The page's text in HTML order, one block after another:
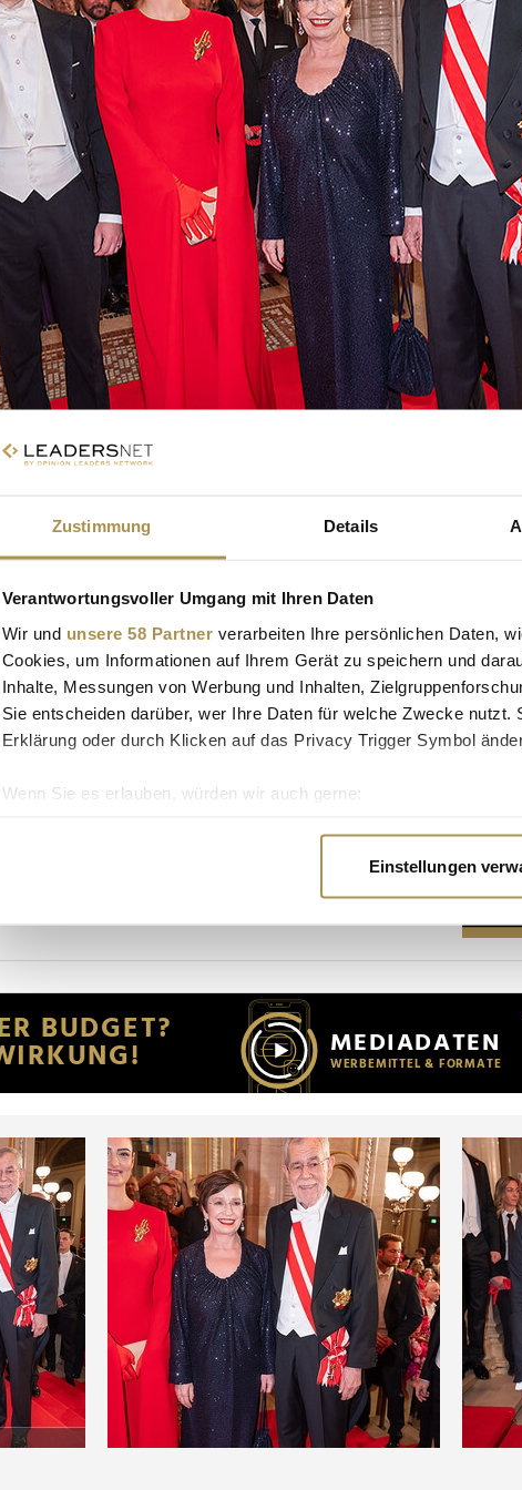
Zustimmung Details
Verantwortungsvoller Umgang mit Ihren Daten
Wir und unsere 58 Partner verarbeiten Ihre persönlichen Daten,
Cookies, um Informationen auf Ihrem Gerät zu speichern und
Inhalte, Messungen von Werbung und Inhalten,
Sie entscheiden darüber, wer Ihre Daten für welche Zwecke
Erklärung oder durch Klicken auf das Privacy Trigger Symbol
Wenn Sie es erlauben, würden wir auch gerne:
Erfahren Sie mehr darüber, wie Ihre persönlichen Daten
Wir verwenden Cookies, um Inhalte und Anzeigen zu
Website an unsere Partner für soziale Medien, Werbung und
möglicherweise mit weiteren Daten zusammen, die Sie ihnen
der Dienste gesammelt haben.
Einstellungen